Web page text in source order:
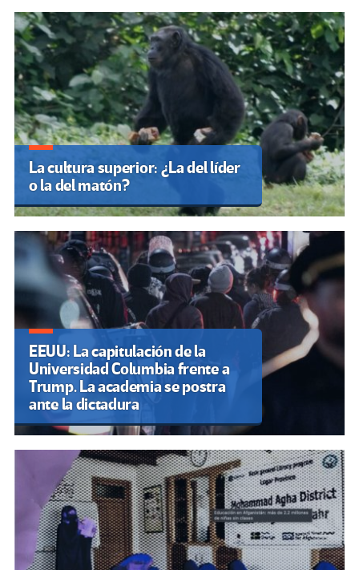
La cultura superior: ¿La del líder
o la del matón?
EEUU: La capitulación de la
Universidad Columbia frente a
Trump. La academia se postra
ante la dictadura